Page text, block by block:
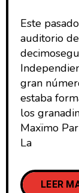
Este
auditorio
gran
estaba
los
Maxïmo
La
LEER